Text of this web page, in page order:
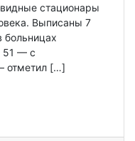
стационары
Выписаны 7
больницах
51 — с
отметил […]